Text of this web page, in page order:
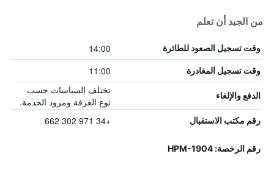
من الجيد أن تعلم
وقت تسجيل الصعود للطائرة 14:00
وقت تسجيل المغادرة 11:00
الدفع والإلغاء
تختلف السياسات حسب
نوع الغرفة ومزود الخدمة.
رقم مكتب الاستقبال +34 971 302 662
رقم الرخصة: HPM-1904